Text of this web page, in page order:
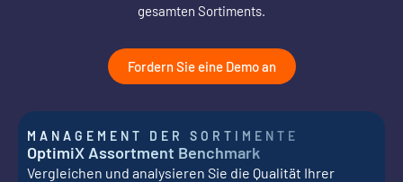
gesamten Sortiments.
Fordern Sie eine Demo an
MANAGEMENT DER SORTIMENTE
OptimiX Assortment Benchmark
Vergleichen und analysieren Sie die Qualität Ihrer